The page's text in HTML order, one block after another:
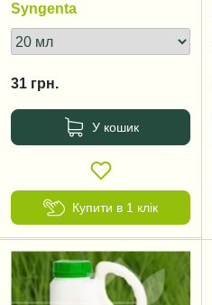
Syngenta
31 грн.
У кошик
Купити в 1 клік